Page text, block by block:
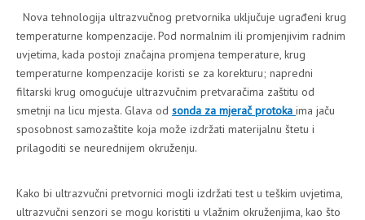
Nova tehnologija ultrazvučnog pretvornika uključuje ugrađeni krug
temperaturne kompenzacije. Pod normalnim ili promjenjivim radnim
uvjetima, kada postoji značajna promjena temperature, krug
temperaturne kompenzacije koristi se za korekturu; napredni
filtarski krug omogućuje ultrazvučnim pretvaračima zaštitu od
smetnji na licu mjesta. Glava od sonda za mjerač protoka ima jaču
sposobnost samozaštite koja može izdržati materijalnu štetu i
prilagoditi se neurednijem okruženju.
Kako bi ultrazvučni pretvornici mogli izdržati test u teškim uvjetima,
ultrazvučni senzori se mogu koristiti u vlažnim okruženjima, kao što